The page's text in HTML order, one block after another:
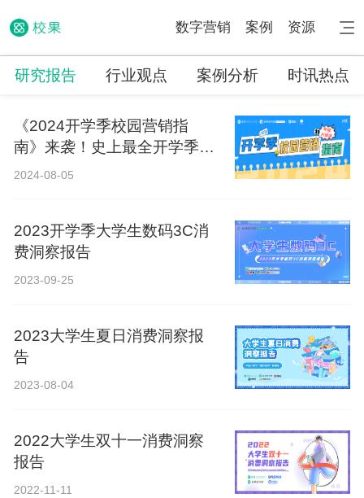
数字营销 案例 资源
研究报告 行业观点 案例分析 时讯热点
《2024开学季校园营销指
南》来袭！史上最全开学季营
销攻略！
2024-08-05
2023开学季大学生数码3C消
费洞察报告
2023-09-25
2023大学生夏日消费洞察报
告
2023-08-04
2022大学生双十一消费洞察
报告
2022-11-11